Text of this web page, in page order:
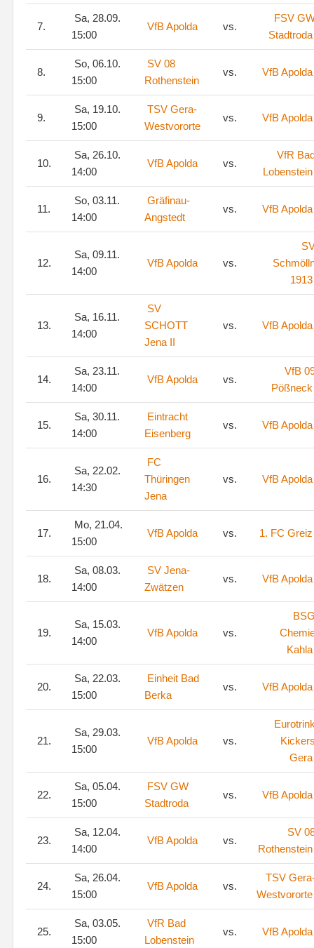
7.
Sa, 28.09.
15:00
VfB Apolda vs.
FSV
Stadtroda
8.
So, 06.10.
15:00
SV 08
Rothenstein
vs. VfB Apolda
9.
Sa, 19.10.
15:00
TSV Gera-
Westvororte
vs. VfB Apolda
10.
Sa, 26.10.
14:00
VfB Apolda vs.
VfR
Lobenstein
11.
So, 03.11.
14:00
Gräfinau-
Angstedt
vs. VfB Apolda
12.
Sa, 09.11.
14:00
VfB Apolda vs.
1913
13.
Sa, 16.11.
14:00
SV
SCHOTT
Jena II
vs. VfB Apolda
14.
Sa, 23.11.
14:00
VfB Apolda vs.
VfB
Pößneck
15.
Sa, 30.11.
14:00
Eintracht
Eisenberg
vs. VfB Apolda
16.
Sa, 22.02.
14:30
FC
Thüringen
Jena
vs. VfB Apolda
17.
Mo, 21.04.
15:00
VfB Apolda vs. 1. FC Greiz
18.
Sa, 08.03.
14:00
SV Jena-
Zwätzen
vs. VfB Apolda
19.
Sa, 15.03.
14:00
VfB Apolda vs.
Kahla
20.
Sa, 22.03.
15:00
Einheit Bad
Berka
vs. VfB Apolda
21.
Sa, 29.03.
15:00
VfB Apolda vs.
Gera
22.
Sa, 05.04.
15:00
FSV GW
Stadtroda
vs. VfB Apolda
23.
Sa, 12.04.
14:00
VfB Apolda vs.
SV
Rothenstein
24.
Sa, 26.04.
15:00
VfB Apolda vs.
TSV
Westvororte
25.
Sa, 03.05.
15:00
VfR Bad
Lobenstein
vs. VfB Apolda